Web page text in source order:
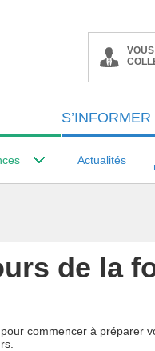
S’INFORMER
Actualités
de la
commencer à préparer